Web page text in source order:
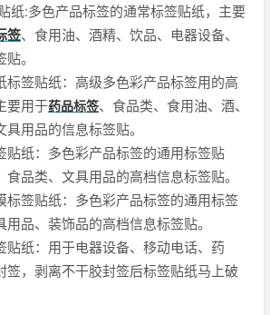
纸:多色产品标签的通常标签贴纸，主要
签、食用油、酒精、饮品、电器设备、
。
标签贴纸：高级多色彩产品标签用的高
要用于药品标签、食品类、食用油、酒、
用品的信息标签贴。
贴纸：多色彩产品标签的通用标签贴
品类、文具用品的高档信息标签贴。
标签贴纸：多色彩产品标签的通用标签
品、装饰品的高档信息标签贴。
贴纸：用于电器设备、移动电话、药
签，剥离不干胶封签后标签贴纸马上破